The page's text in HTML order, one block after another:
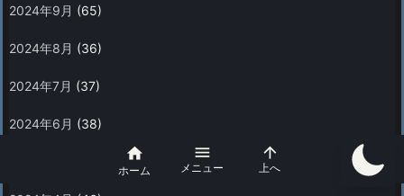
2024年9月 (65)
2024年8月 (36)
2024年7月 (37)
2024年6月 (38)

ホーム

メニュー

上へ